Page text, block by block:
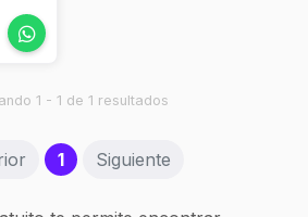
1 - 1 de 1 resultados
1(current)
Siguiente